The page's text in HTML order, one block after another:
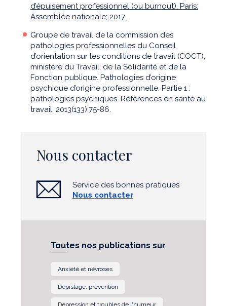
d’épuisement professionnel (ou burnout). Paris:
Assemblée nationale; 2017.
Groupe de travail de la commission des
pathologies professionnelles du Conseil
d’orientation sur les conditions de travail (COCT),
ministère du Travail, de la Solidarité et de la
Fonction publique. Pathologies d’origine
psychique d’origine professionnelle. Partie 1 :
pathologies psychiques. Références en santé au
travail. 2013(133):75-86.
Nous contacter
Service des bonnes pratiques
Nous contacter
Toutes nos publications sur
Anxiété et névroses
Dépistage, prévention
Dépression et troubles de l'humeur